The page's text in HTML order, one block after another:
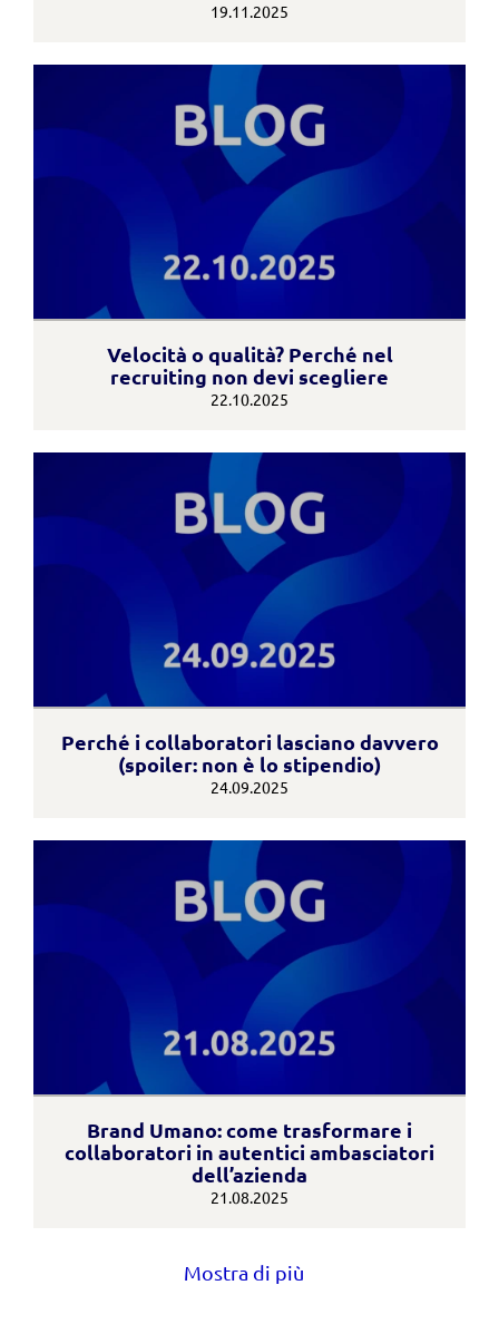
19.11.2025
Velocità o qualità? Perché nel
recruiting non devi scegliere
22.10.2025
Perché i collaboratori lasciano davvero
(spoiler: non è lo stipendio)
24.09.2025
Brand Umano: come trasformare i
collaboratori in autentici ambasciatori
dell’azienda
21.08.2025
Mostra di più